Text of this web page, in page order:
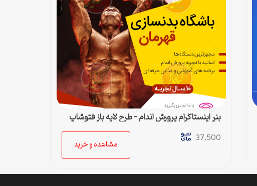
بنر اینستاگرام پرورش اندام – طرح لایه باز فتوشاپ
37,500
مشاهده و خرید